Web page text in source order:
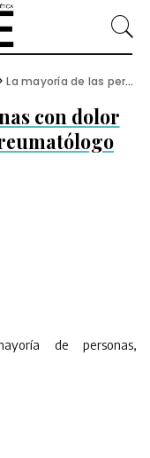
La mayoría de las personas con dolor articular no acuden al reumatólogo
con dolor
de personas,